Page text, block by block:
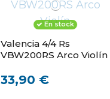
En stock
Valencia 4/4 Rs
VBW200RS Arco Violín
33,90 €